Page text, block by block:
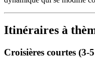
Itinéraires à
Croisières courtes (3-